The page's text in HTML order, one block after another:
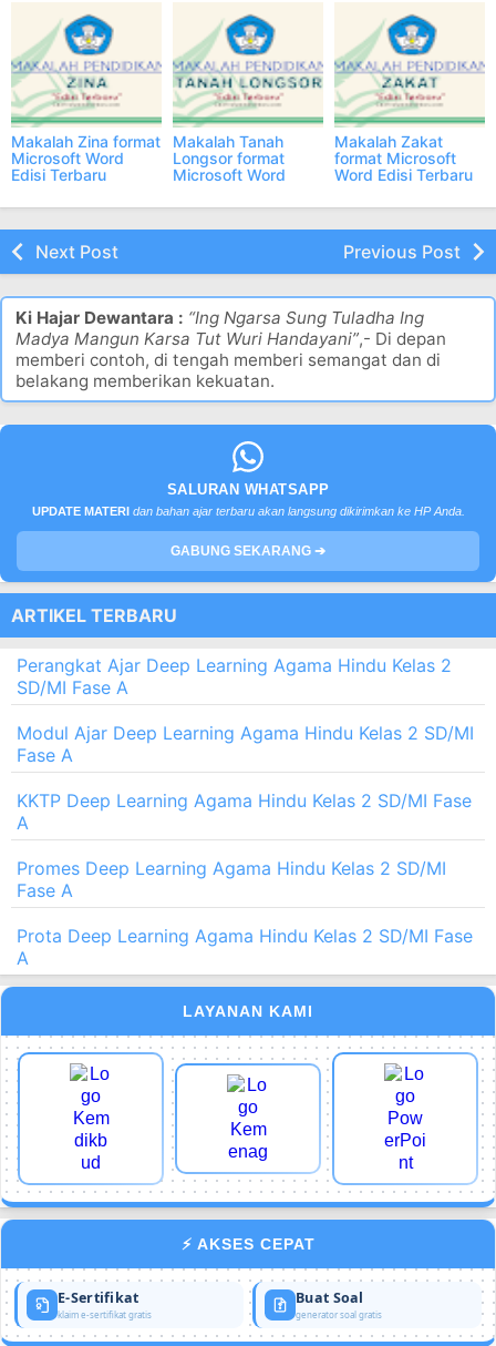
Makalah Zina format
Microsoft Word
Edisi Terbaru
Makalah Tanah
Longsor format
Microsoft Word
Makalah Zakat
format Microsoft
Word Edisi Terbaru
Next Post Previous Post
Ki Hajar Dewantara : “Ing Ngarsa Sung Tuladha Ing
Madya Mangun Karsa Tut Wuri Handayani”,- Di depan
memberi contoh, di tengah memberi semangat dan di
belakang memberikan kekuatan.
SALURAN WHATSAPP
UPDATE MATERI dan bahan ajar terbaru akan langsung dikirimkan ke HP Anda.
GABUNG SEKARANG ➔
ARTIKEL TERBARU
Perangkat Ajar Deep Learning Agama Hindu Kelas 2
SD/MI Fase A
Modul Ajar Deep Learning Agama Hindu Kelas 2 SD/MI
Fase A
KKTP Deep Learning Agama Hindu Kelas 2 SD/MI Fase
A
Promes Deep Learning Agama Hindu Kelas 2 SD/MI
Fase A
Prota Deep Learning Agama Hindu Kelas 2 SD/MI Fase
A
LAYANAN KAMI
⚡ AKSES CEPAT
E-Sertifikat
klaim e-sertifikat gratis
Buat Soal
generator soal gratis